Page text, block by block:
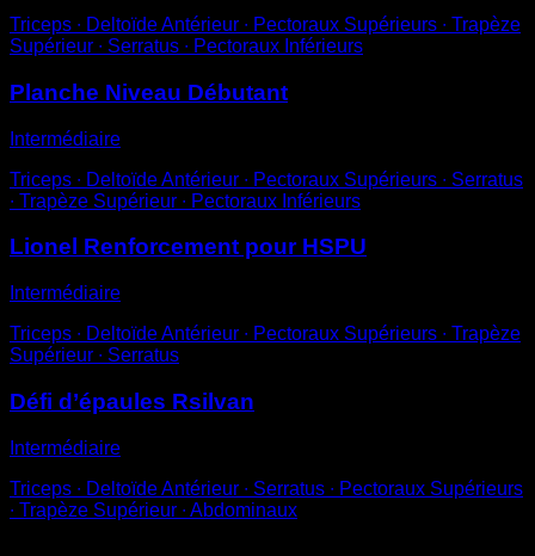
Triceps ∙ Deltoïde Antérieur ∙ Pectoraux Supérieurs ∙ Trapèze
Supérieur ∙ Serratus ∙ Pectoraux Inférieurs
Planche Niveau Débutant
Intermédiaire
Triceps ∙ Deltoïde Antérieur ∙ Pectoraux Supérieurs ∙ Serratus
∙ Trapèze Supérieur ∙ Pectoraux Inférieurs
Lionel Renforcement pour HSPU
Intermédiaire
Triceps ∙ Deltoïde Antérieur ∙ Pectoraux Supérieurs ∙ Trapèze
Supérieur ∙ Serratus
Défi d’épaules Rsilvan
Intermédiaire
Triceps ∙ Deltoïde Antérieur ∙ Serratus ∙ Pectoraux Supérieurs
∙ Trapèze Supérieur ∙ Abdominaux